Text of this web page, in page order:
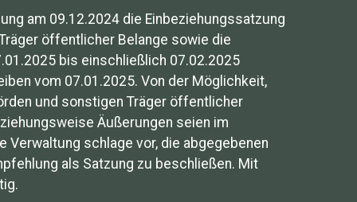
am 09.12.2024 die Einbeziehungssatzung
öffentlicher Belange sowie die
bis einschließlich 07.02.2025
vom 07.01.2025. Von der Möglichkeit,
und sonstigen Träger öffentlicher
Äußerungen seien im
schlage vor, die abgegebenen
als Satzung zu beschließen. Mit